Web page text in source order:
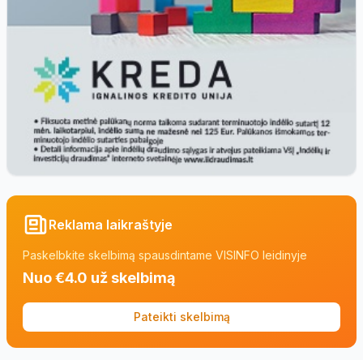
Reklama laikraštyje
Paskelbkite skelbimą spausdintame VISINFO leidinyje
Nuo €4.0 už skelbimą
Pateikti skelbimą